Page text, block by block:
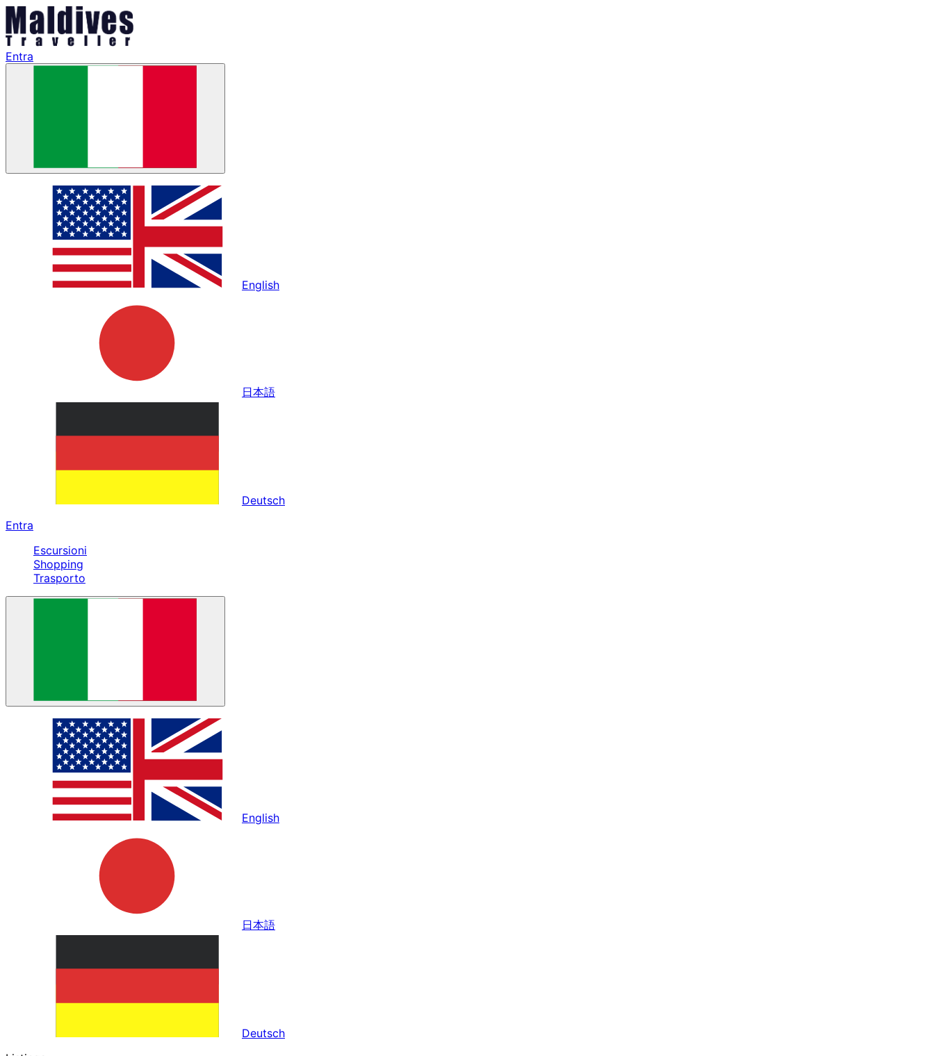
Entra
English
日本語
Deutsch
Entra
Escursioni
Shopping
Trasporto
English
日本語
Deutsch